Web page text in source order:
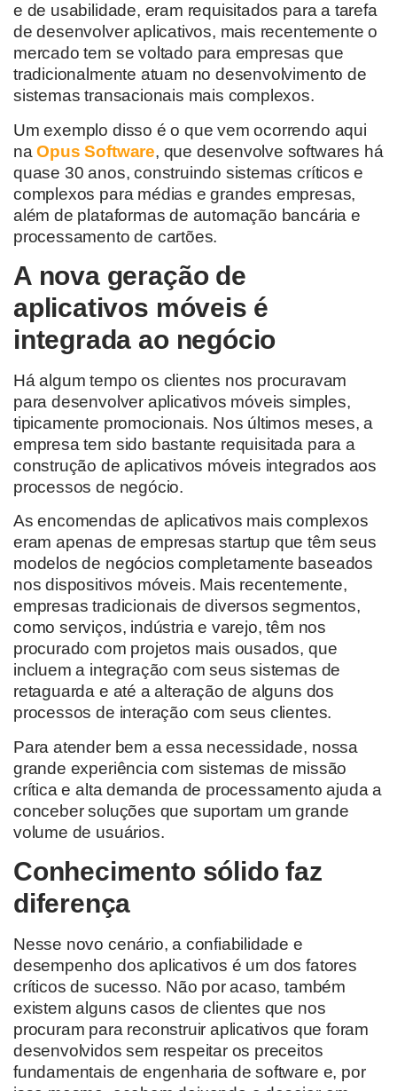
e de usabilidade, eram requisitados para a tarefa
de desenvolver aplicativos, mais recentemente o
mercado tem se voltado para empresas que
tradicionalmente atuam no desenvolvimento de
sistemas transacionais mais complexos.
Um exemplo disso é o que vem ocorrendo aqui
naOpus Software, que desenvolve softwares há
quase 30 anos, construindo sistemas críticos e
complexos para médias e grandes empresas,
além de plataformas de automação bancária e
processamento de cartões.
A nova geração de
aplicativos móveis é
integrada ao negócio
Há algum tempo os clientes nos procuravam
para desenvolver aplicativos móveis simples,
tipicamente promocionais. Nos últimos meses, a
empresa tem sido bastante requisitada para a
construção de aplicativos móveis integrados aos
processos de negócio.
As encomendas de aplicativos mais complexos
eram apenas de empresas startup que têm seus
modelos de negócios completamente baseados
nos dispositivos móveis. Mais recentemente,
empresas tradicionais de diversos segmentos,
como serviços, indústria e varejo, têm nos
procurado com projetos mais ousados, que
incluem a integração com seus sistemas de
retaguarda e até a alteração de alguns dos
processos de interação com seus clientes.
Para atender bem a essa necessidade, nossa
grande experiência com sistemas de missão
crítica e alta demanda de processamento ajuda a
conceber soluções que suportam um grande
volume de usuários.
Conhecimento sólido faz
diferença
Nesse novo cenário, a confiabilidade e
desempenho dos aplicativos é um dos fatores
críticos de sucesso. Não por acaso, também
existem alguns casos de clientes que nos
procuram para reconstruir aplicativos que foram
desenvolvidos sem respeitar os preceitos
fundamentais de engenharia de software e, por